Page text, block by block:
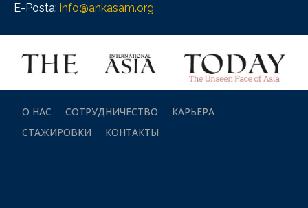
E-Posta: info@ankasam.org
О НАС СОТРУДНИЧЕСТВО
КАРЬЕРА
СТАЖИРОВКИ
КОНТАКТЫ